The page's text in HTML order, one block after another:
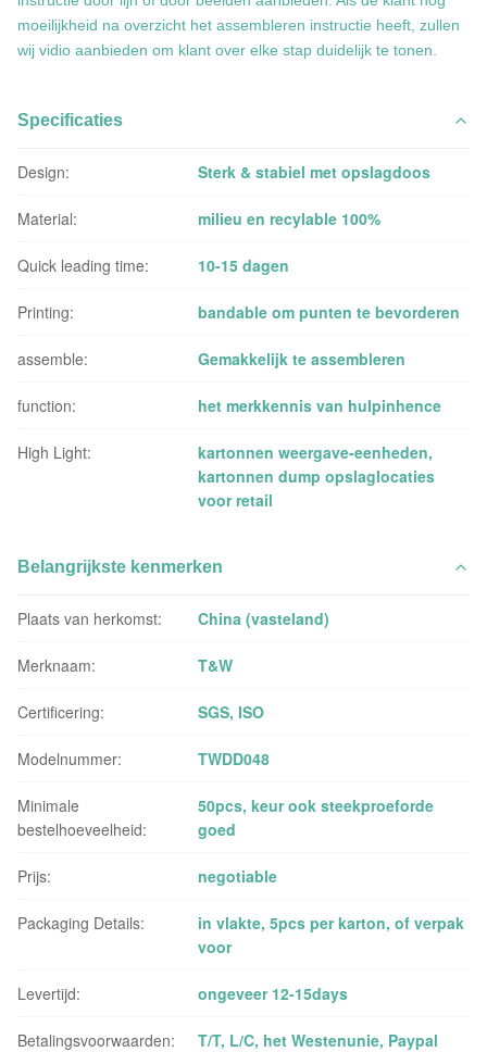
moeilijkheid na overzicht het assembleren instructie heeft, zullen
wij vidio aanbieden om klant over elke stap duidelijk te tonen.
Specificaties
Design: Sterk & stabiel met opslagdoos
Material: milieu en recylable 100%
Quick leading time: 10-15 dagen
Printing: bandable om punten te bevorderen
assemble: Gemakkelijk te assembleren
function: het merkkennis van hulpinhence
High Light: kartonnen weergave-eenheden,
kartonnen dump opslaglocaties
voor retail
Belangrijkste kenmerken
Plaats van herkomst: China (vasteland)
Merknaam: T&W
Certificering: SGS, ISO
Modelnummer: TWDD048
Minimale
bestelhoeveelheid:
50pcs, keur ook steekproeforde
goed
Prijs: negotiable
Packaging Details:
in vlakte, 5pcs per karton, of verpak
voor
Levertijd: ongeveer 12-15days
Betalingsvoorwaarden: T/T, L/C, het Westenunie, Paypal